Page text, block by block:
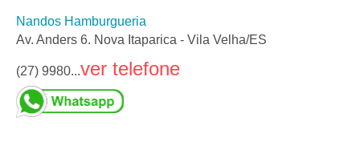
Nandos Hamburgueria
Av. Anders 6. Nova Itaparica - Vila Velha/ES
(27) 9980...ver telefone